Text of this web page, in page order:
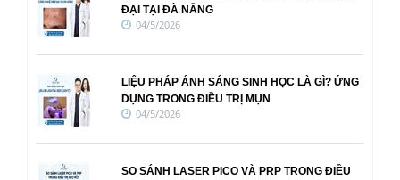
ĐẠI TẠI ĐÀ NẴNG
04/5/2026
LIỆU PHÁP ÁNH SÁNG SINH HỌC LÀ GÌ? ỨNG
DỤNG TRONG ĐIỀU TRỊ MỤN
04/5/2026
SO SÁNH LASER PICO VÀ PRP TRONG ĐIỀU